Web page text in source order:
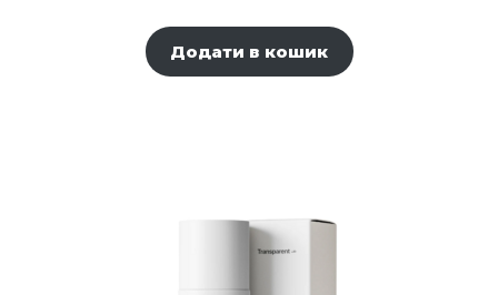
Додати в кошик